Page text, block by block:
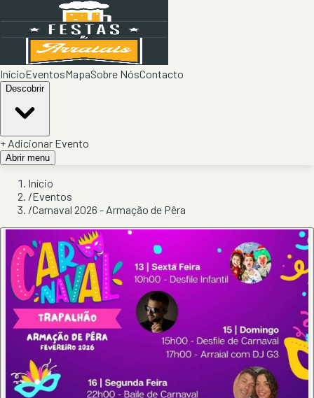
InícioEventosMapaSobre NósContacto
Descobrir
+ Adicionar Evento
Abrir menu
Início
/Eventos
/Carnaval 2026 - Armação de Pêra